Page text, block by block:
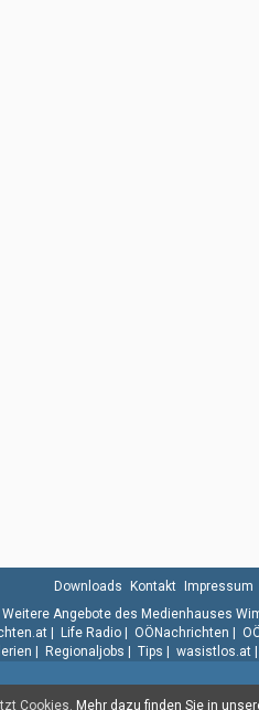
Cookies. Mehr dazu finden Sie in
Downloads Kontakt Impressum
Weitere Angebote des Medienhauses
| Life Radio | OÖNachrichten |
| Regionaljobs | Tips | wasistlos.at |